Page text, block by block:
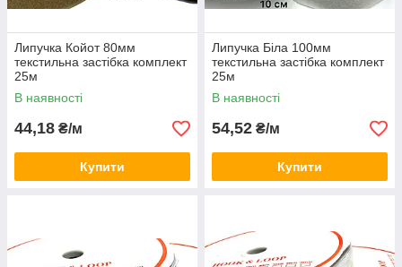
Липучка Койот 80мм
текстильна застібка комплект
25м
В наявності
44,18 ₴/м
Купити
Липучка Біла 100мм
текстильна застібка комплект
25м
В наявності
54,52 ₴/м
Купити